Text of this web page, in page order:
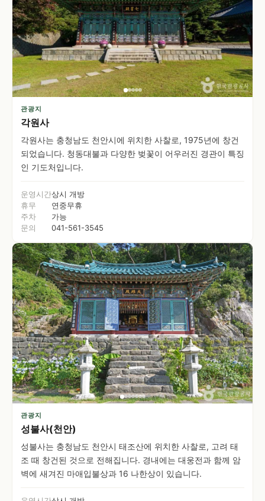
관광지
각원사
각원사는 충청남도 천안시에 위치한 사찰로, 1975년에 창건
되었습니다. 청동대불과 다양한 벚꽃이 어우러진 경관이 특징
인 기도처입니다.
운영시간상시 개방
휴무
연중무휴
주차
가능
문의
041-561-3545
관광지
성불사(천안)
성불사는 충청남도 천안시 태조산에 위치한 사찰로, 고려 태
조 때 창건된 것으로 전해집니다. 경내에는 대웅전과 함께 암
벽에 새겨진 마애입불상과 16 나한상이 있습니다.